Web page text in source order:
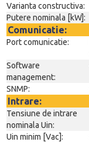
Varianta constructiva:
Putere nominala [kW]:
Comunicatie:
Port comunicatie:
Software
management:
SNMP:
Intrare:
Tensiune de intrare
nominala Uin:
Uin minim [Vac]: